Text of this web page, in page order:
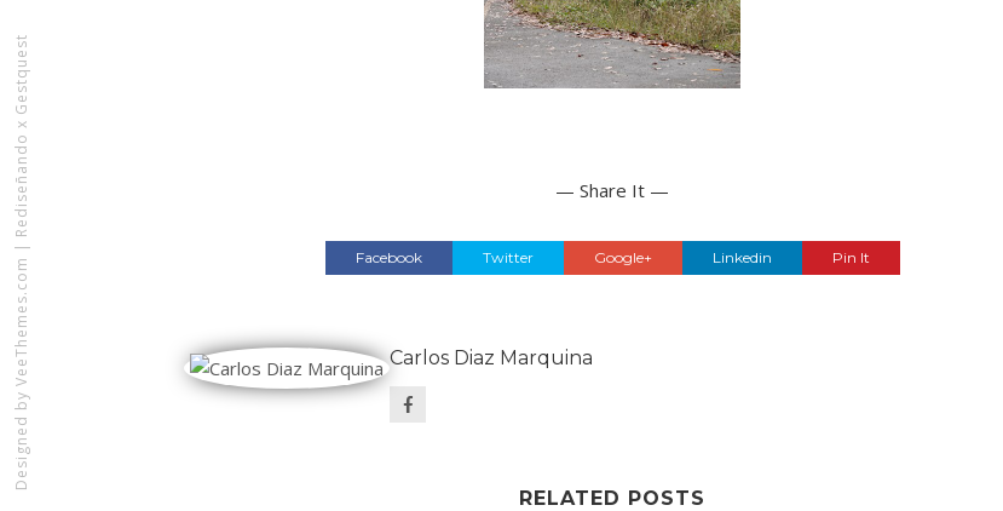
Designed by
VeeThemes.com
|
Rediseñando x Gestquest — Share It —
Facebook Twitter Google+ Linkedin Pin It
Carlos Diaz Marquina
RELATED POSTS